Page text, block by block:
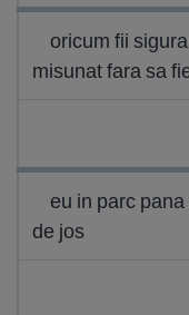
oricum fii
misunat fara sa
eu in parc
de jos